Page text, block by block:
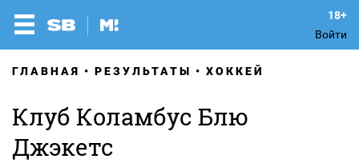
Войти
ГЛАВНАЯ РЕЗУЛЬТАТЫ ХОККЕЙ
Клуб Коламбус Блю
Джэкетс